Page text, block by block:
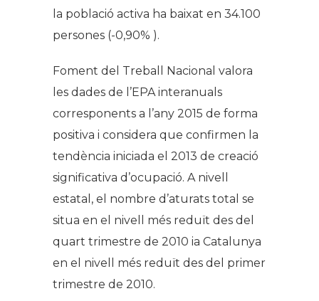
la població activa ha baixat en 34.100
persones (-0,90% ).
Foment del Treball Nacional valora
les dades de l’EPA interanuals
corresponents a l’any 2015 de forma
positiva i considera que confirmen la
tendència iniciada el 2013 de creació
significativa d’ocupació. A nivell
estatal, el nombre d’aturats total se
situa en el nivell més reduït des del
quart trimestre de 2010 ia Catalunya
en el nivell més reduït des del primer
trimestre de 2010.